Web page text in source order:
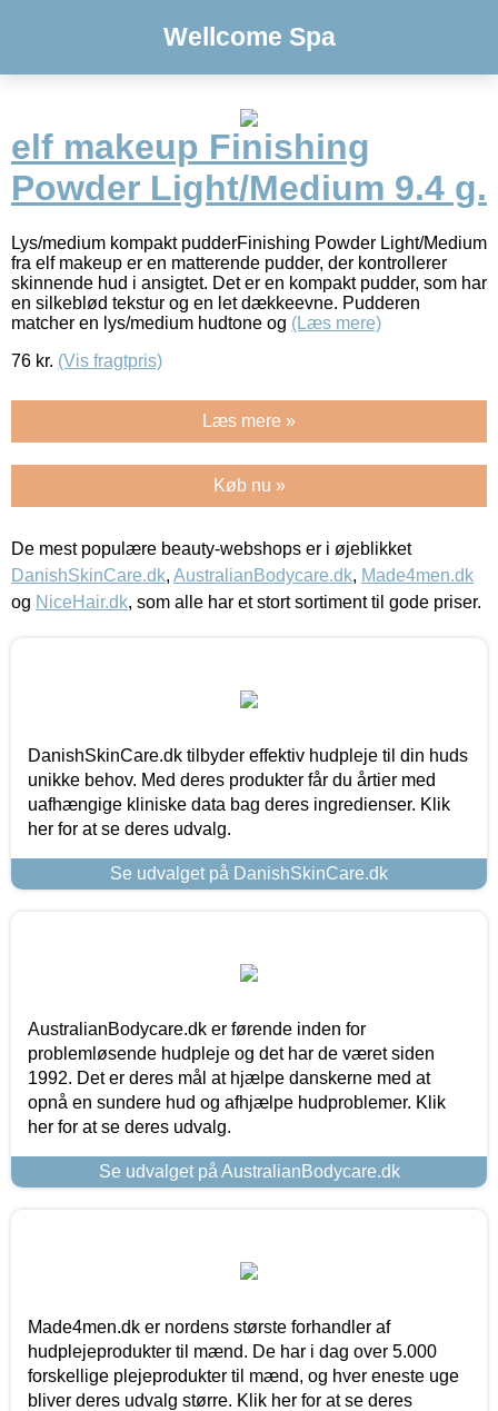
Wellcome Spa
elf makeup Finishing
Powder Light/Medium 9.4 g.
Lys/medium kompakt pudderFinishing Powder Light/Medium
fra elf makeup er en matterende pudder, der kontrollerer
skinnende hud i ansigtet. Det er en kompakt pudder, som har
en silkeblød tekstur og en let dækkeevne. Pudderen
matcher en lys/medium hudtone og (Læs mere)
76 kr. (Vis fragtpris)
Læs mere »
Køb nu »
De mest populære beauty-webshops er i øjeblikket
DanishSkinCare.dk, AustralianBodycare.dk, Made4men.dk
og NiceHair.dk, som alle har et stort sortiment til gode priser.
DanishSkinCare.dk tilbyder effektiv hudpleje til din huds
unikke behov. Med deres produkter får du årtier med
uafhængige kliniske data bag deres ingredienser. Klik
her for at se deres udvalg.
Se udvalget på DanishSkinCare.dk
AustralianBodycare.dk er førende inden for
problemløsende hudpleje og det har de været siden
1992. Det er deres mål at hjælpe danskerne med at
opnå en sundere hud og afhjælpe hudproblemer. Klik
her for at se deres udvalg.
Se udvalget på AustralianBodycare.dk
Made4men.dk er nordens største forhandler af
hudplejeprodukter til mænd. De har i dag over 5.000
forskellige plejeprodukter til mænd, og hver eneste uge
bliver deres udvalg større. Klik her for at se deres